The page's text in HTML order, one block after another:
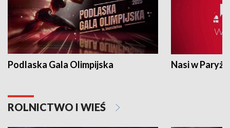
Podlaska Gala Olimpijska Nasi w Paryżu
ROLNICTWO I WIEŚ